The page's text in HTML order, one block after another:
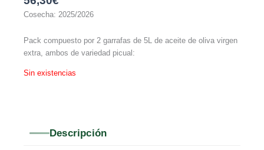
Cosecha: 2025/2026
Pack compuesto por 2 garrafas de 5L de aceite de oliva virgen
extra, ambos de variedad picual:
Sin existencias
Descripción